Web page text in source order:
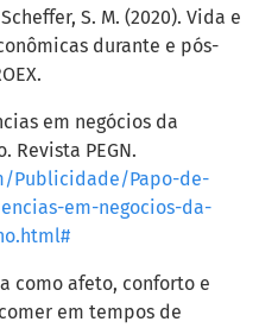
S. M. (2020). Vida e
durante e pós-
em negócios da
Revista PEGN.
Publicidade/Papo-de-
em-negocios-da-
como afeto, conforto e
em tempos de